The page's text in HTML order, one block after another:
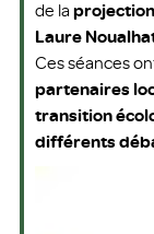
de la
Laure
Ces séances
partenaires
transition
différents